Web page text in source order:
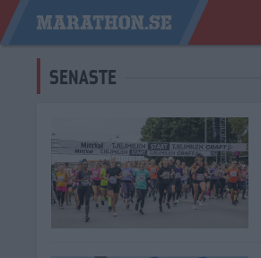
SENASTE